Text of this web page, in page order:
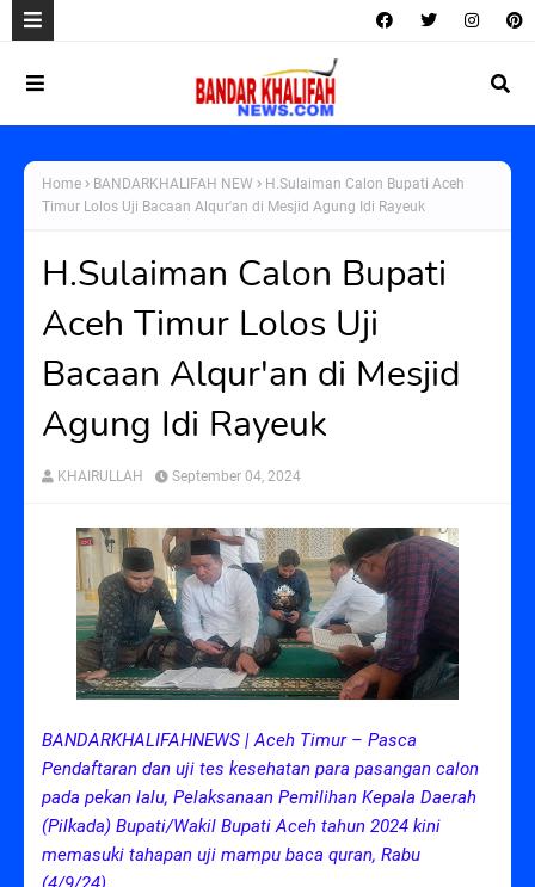
Home BANDARKHALIFAH NEW
H.Sulaiman Calon Bupati Aceh
Timur Lolos Uji Bacaan Alqur'an di Mesjid Agung Idi Rayeuk
H.Sulaiman Calon Bupati
Aceh Timur Lolos Uji
Bacaan Alqur'an di Mesjid
Agung Idi Rayeuk
KHAIRULLAH September 04, 2024
BANDARKHALIFAHNEWS | Aceh Timur – Pasca
Pendaftaran dan uji tes kesehatan para pasangan calon
pada pekan lalu, Pelaksanaan Pemilihan Kepala Daerah
(Pilkada) Bupati/Wakil Bupati Aceh tahun 2024 kini
memasuki tahapan uji mampu baca quran, Rabu